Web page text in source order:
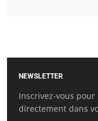
NEWSLETTER
Inscrivez-vous
directement dans